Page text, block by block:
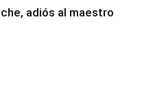
adiós al maestro